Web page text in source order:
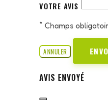
VOTRE AVIS
* Champs
ANNULER
AVIS ENVOYÉ